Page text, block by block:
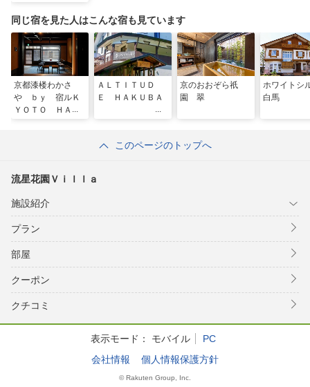
同じ宿を見た人はこんな宿も見ています
京都漆楼わかさ
や ｂｙ 宿ルＫ
ＹＯＴＯ ＨＡＮ
ＡＬＴＩＴＵＤ
Ｅ ＨＡＫＵＢＡ
京のおおぞら祇
園 翠
ホワイトシ
白馬
このページのトップへ
流星花園Ｖｉｌｌａ
施設紹介
プラン
部屋
クーポン
クチコミ
表示モード： モバイル
PC
会社情報
個人情報保護方針
© Rakuten Group, Inc.